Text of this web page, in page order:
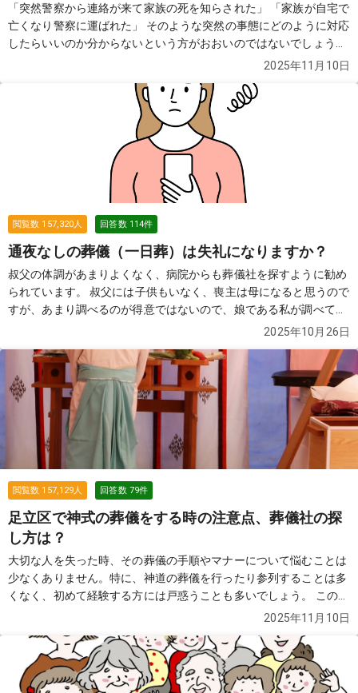
「突然警察から連絡が来て家族の死を知らされた」 「家族が自宅で
亡くなり警察に運ばれた」 そのような突然の事態にどのように対応
したらいいのか分からないという方がおおいのではないでしょう
か。この質問では故人が亡くなり警察が介入した際の流れや費用な
2025年11月10日
閲覧数 157,320人 回答数 114件
通夜なしの葬儀（一日葬）は失礼になりますか？
叔父の体調があまりよくなく、病院からも葬儀社を探すように勧め
られています。 叔父には子供もいなく、喪主は母になると思うので
すが、あまり調べるのが得意ではないので、娘である私が調べてい
をするのはちょっと...という感じなので、一日葬（通夜なしの葬
儀）を考えています。 親戚や本当に親しい人も合わせて20名はい
かないと思うのですが、通夜をしないと失礼になっていまうのでし
ょうか？
続きを見る
2025年10月26日
閲覧数 157,129人 回答数 79件
足立区で神式の葬儀をする時の注意点、葬儀社の探
し方は？
大切な人を失った時、その葬儀の手順やマナーについて悩むことは
少なくありません。特に、神道の葬儀を行ったり参列することは多
くなく、初めて経験する方には戸惑うことも多いでしょう。 この質
問では、神式の葬儀の特徴や手順、マナーについて詳しく解説しま
2025年11月10日